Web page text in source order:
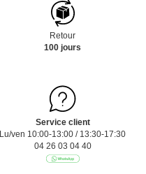
Retour
100 jours
Service client
Lu/ven 10:00-13:00 / 13:30-17:30
04 26 03 04 40